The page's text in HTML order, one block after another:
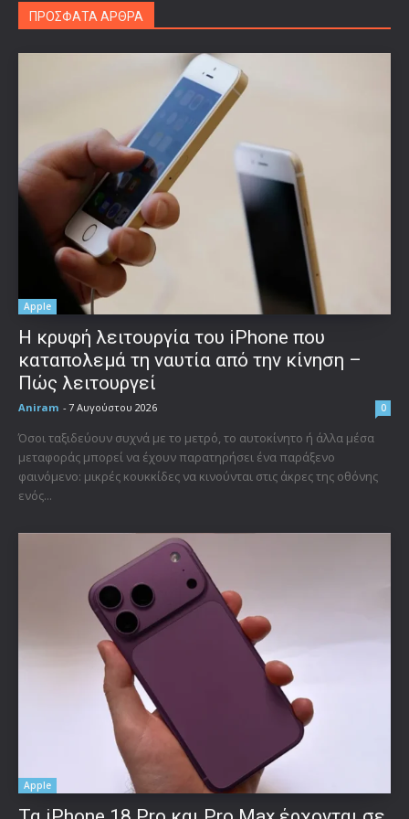
ΠΡΟΣΦΑΤΑ ΑΡΘΡΑ
Apple
Η κρυφή λειτουργία του iPhone που
καταπολεμά τη ναυτία από την κίνηση –
Πώς λειτουργεί
Aniram - 7 Αυγούστου 2026 0
Όσοι ταξιδεύουν συχνά με το μετρό, το αυτοκίνητο ή άλλα μέσα
μεταφοράς μπορεί να έχουν παρατηρήσει ένα παράξενο
φαινόμενο: μικρές κουκκίδες να κινούνται στις άκρες της οθόνης
ενός...
Apple